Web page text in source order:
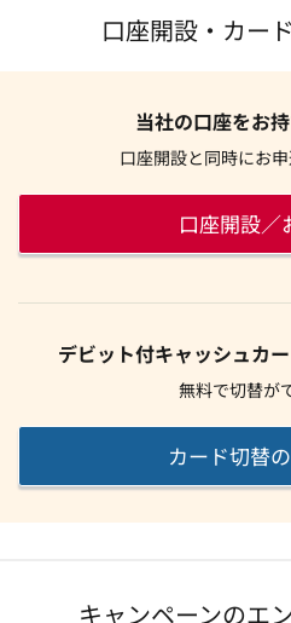
口座開設・カー
当社の口座をお
口座開設と同時にお申
口座開設／
デビット付キャッシュカ
無料で切替が
カード切替
キャンペーンのエ